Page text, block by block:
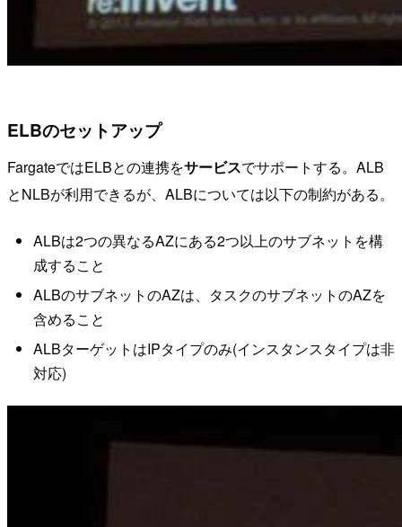
ELBのセットアップ
FargateではELBとの連携をサービスでサポートする。ALB
とNLBが利用できるが、ALBについては以下の制約がある。
ALBは2つの異なるAZにある2つ以上のサブネットを構
成すること
ALBのサブネットのAZは、タスクのサブネットのAZを
含めること
ALBターゲットはIPタイプのみ(インスタンスタイプは非
対応)